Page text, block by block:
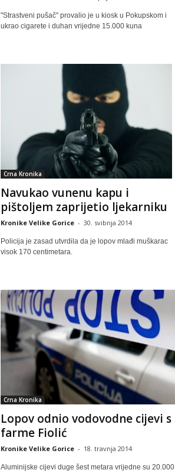
"Strastveni pušač" provalio je u kiosk u Pokupskom i
ukrao cigarete i duhan vrijedne 15.000 kuna
Crna Kronika
Navukao vunenu kapu i
pištoljem zaprijetio ljekarniku
Kronike Velike Gorice - 30. svibnja 2014
Policija je zasad utvrdila da je lopov mlađi muškarac
visok 170 centimetara.
Crna Kronika
Lopov odnio vodovodne cijevi s
farme Fiolić
Kronike Velike Gorice - 18. travnja 2014
Aluminijske cijevi duge šest metara vrijedne su 20.000